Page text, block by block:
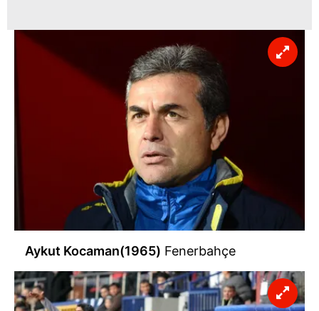
için Ayarlar butonuna tıklayabilir,Çerez Bilgilendirme
Metnimizi
ziyaret edebilirsiniz.
6698 sayılı Kişisel Verilerin Korunması Kanunu uyarınca
hazırlanmış Aydınlatma Metnimizi okumak ve sitemizde
ilgili mevzuata uygun olarak kullanılan çerezlerle ilgili bilgi
tıklayınız.
Aykut Kocaman(1965) Fenerbahçe